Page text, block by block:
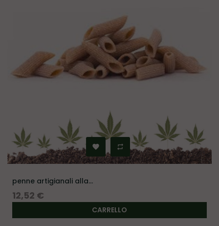
penne artigianali alla...
Prezzo
12,52 €
CARRELLO